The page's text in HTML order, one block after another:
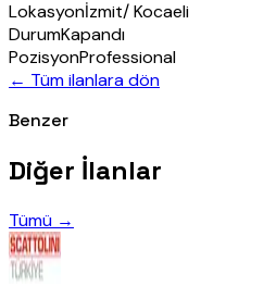
Lokasyonİzmit/ Kocaeli
DurumKapandı
PozisyonProfessional
← Tüm ilanlara dön
Benzer
Diğer İlanlar
Tümü →